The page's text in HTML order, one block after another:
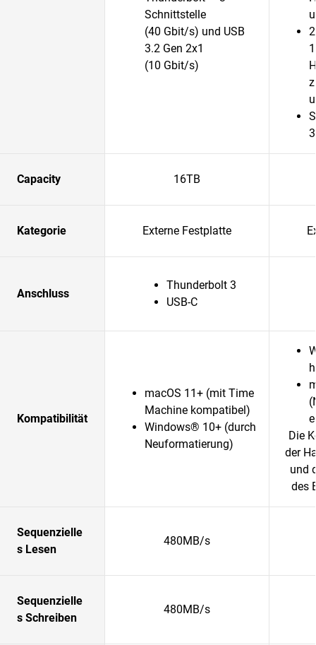
Schnittstelle
(40 Gbit/s) und USB
3.2 Gen 2x1
(10 Gbit/s)
Capacity 16TB
Kategorie Externe Festplatte
Anschluss
Thunderbolt 3
USB-C
Kompatibilität
macOS 11+ (mit Time
Machine kompatibel)
Windows® 10+ (durch
Neuformatierung)
Die
der
und
des
Sequenzielle
s Lesen
480MB/s
Sequenzielle
s Schreiben
480MB/s